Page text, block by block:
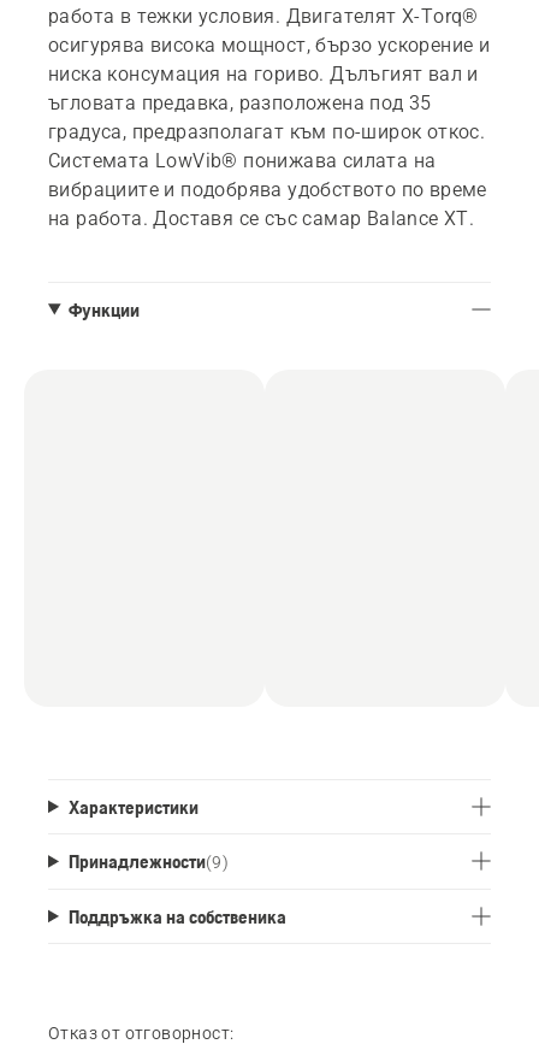
работа в тежки условия. Двигателят X-Torq®
осигурява висока мощност, бързо ускорение и
ниска консумация на гориво. Дълъгият вал и
ъгловата предавка, разположена под 35
градуса, предразполагат към по-широк откос.
Системата LowVib® понижава силата на
вибрациите и подобрява удобството по време
на работа. Доставя се със самар Balance XT.
Функции
Характеристики
Принадлежности(9)
Поддръжка на собственика
Отказ от отговорност: